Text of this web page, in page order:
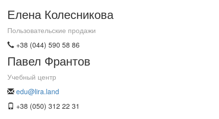
Елена Колесникова
Пользовательские продажи
+38 (044) 590 58 86
Павел Франтов
Учебный центр
edu@lira.land
+38 (050) 312 22 31